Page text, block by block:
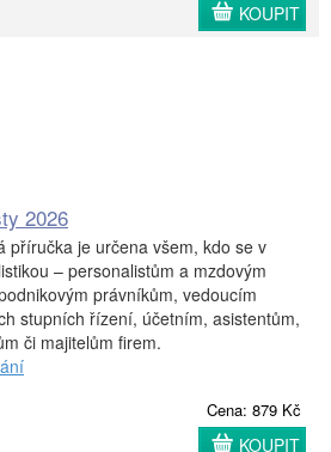
KOUPIT
2026
příručka je určena všem, kdo se v
– personalistům a mzdovým
právníkům, vedoucím
stupních řízení, účetním, asistentům,
či majitelům firem.
Cena: 879 Kč
KOUPIT